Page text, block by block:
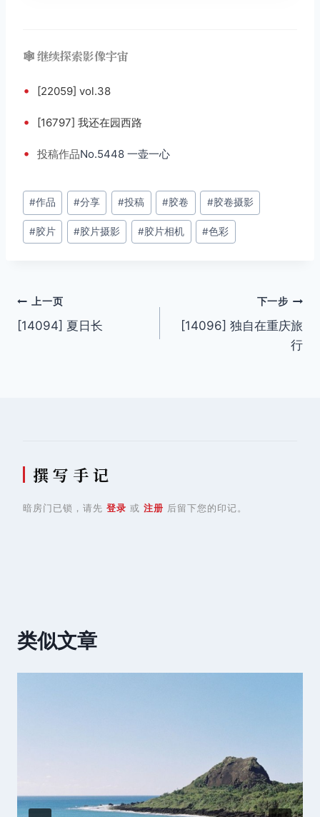
🕸️ 继续探索影像宇宙
• [22059] vol.38
• [16797] 我还在园西路
• 投稿作品No.5448 一壶一心
文
章
标
#作品 #分享 #投稿 #胶卷 #胶卷摄影
#胶片 #胶片摄影 #胶片相机 #色彩
文
章
上一页
[14094] 夏日长
下一步
[14096] 独自在重庆旅
行
撰 写 手 记
暗房门已锁，请先 登录 或 注册 后留下您的印记。
类似文章